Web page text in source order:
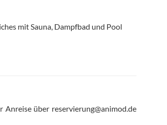
mit Sauna, Dampfbad und Pool
über reservierung@animod.de